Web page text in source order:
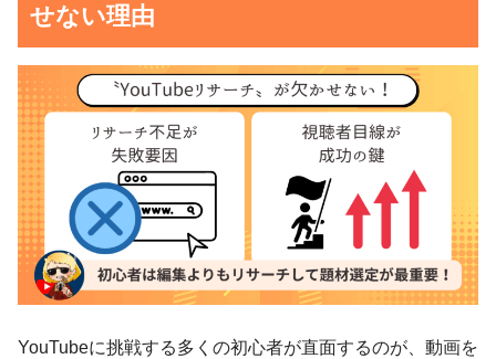
せない理由
YouTubeに挑戦する多くの初心者が直面するのが、動画を